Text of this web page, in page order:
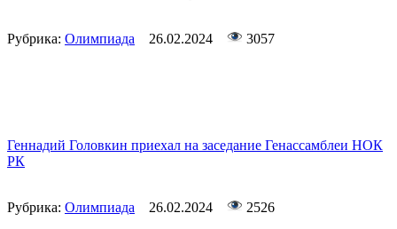
Рубрика: Олимпиада 26.02.2024 3057
Геннадий Головкин приехал на заседание Генассамблеи НОК
РК
Рубрика: Олимпиада 26.02.2024
2526